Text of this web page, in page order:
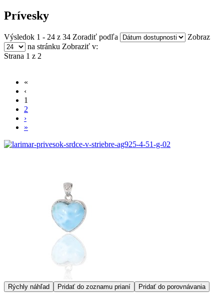
Prívesky
Výsledok 1 - 24 z 34 Zoradiť podľa
Zobraz
na stránku Zobraziť v:
Strana 1 z 2
«
‹
1
2
›
»
Rýchly náhľad Pridať do zoznamu prianí Pridať do porovnávania